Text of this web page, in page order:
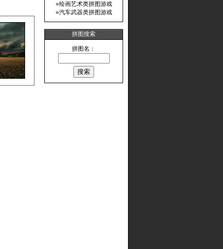
»绘画艺术类拼图游戏
»汽车武器类拼图游戏
拼图搜索
拼图名：